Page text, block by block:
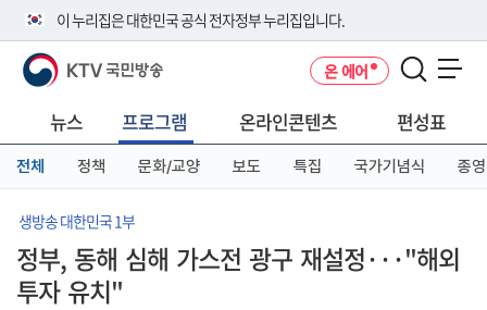
이 누리집은 대한민국 공식 전자정부 누리집입니다.
공식 누리집 주소 확인하기
니다.
이밖에 or.kr 또는 .kr등 다른 도메인 주소를 사용하고 있다면 아래 URL에
서 도메인 주소를 확인해 보세요
KTV 국민방송 온 에어
뉴스 프로그램 온라인콘텐츠 편성표
전체 정책 문화/교양 보도 특집 국가기념식 종영
생방송 대한민국 1부
정부, 동해 심해 가스전 광구 재설정···"해외
투자 유치"